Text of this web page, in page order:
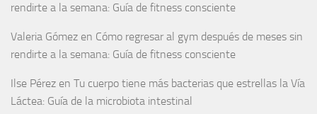
rendirte a la semana: Guía de fitness consciente
Valeria Gómez en Cómo regresar al gym después de meses sin
rendirte a la semana: Guía de fitness consciente
Ilse Pérez en Tu cuerpo tiene más bacterias que estrellas la Vía
Láctea: Guía de la microbiota intestinal